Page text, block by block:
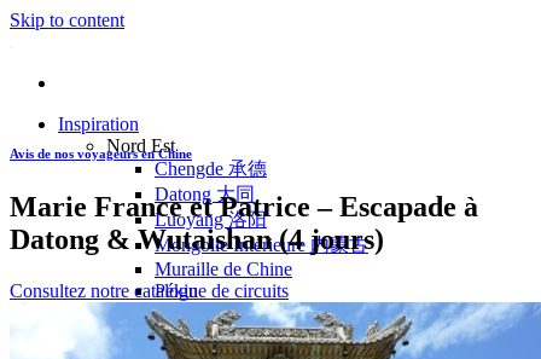
Skip to content
Inspiration
Nord Est
Chengde 承德
Datong 大同
Luoyang 洛阳
Mongolie Intérieure 内蒙古
Muraille de Chine
Pékin
Pingyao 平遥
Wutaishan 五台山
Avis de nos voyageurs en Chine
Marie France et Patrice – Escapade à
Datong & Wutaishan (4 jours)
Consultez notre catalogue de circuits